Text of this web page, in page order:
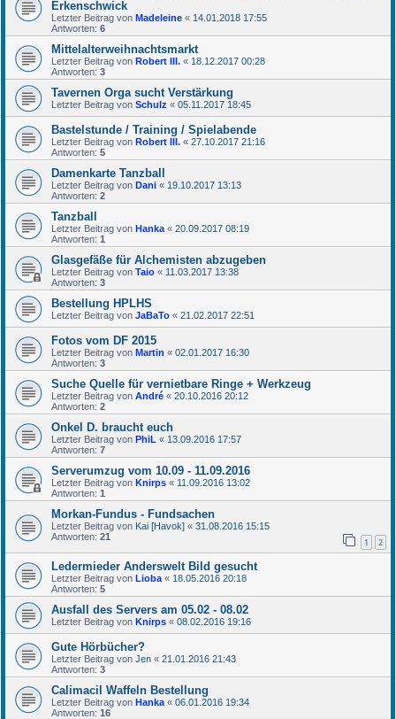
Erkenschwick
Letzter Beitrag von Madeleine « 14.01.2018 17:55
Antworten: 6
Mittelalterweihnachtsmarkt
Letzter Beitrag von Robert III. « 18.12.2017 00:28
Antworten: 3
Tavernen Orga sucht Verstärkung
Letzter Beitrag von Schulz « 05.11.2017 18:45
Bastelstunde / Training / Spielabende
Letzter Beitrag von Robert III. « 27.10.2017 21:16
Antworten: 5
Damenkarte Tanzball
Letzter Beitrag von Dani « 19.10.2017 13:13
Antworten: 2
Tanzball
Letzter Beitrag von Hanka « 20.09.2017 08:19
Antworten: 1
Glasgefäße für Alchemisten abzugeben
Letzter Beitrag von Taio « 11.03.2017 13:38
Antworten: 3
Bestellung HPLHS
Letzter Beitrag von JaBaTo « 21.02.2017 22:51
Fotos vom DF 2015
Letzter Beitrag von Martin « 02.01.2017 16:30
Antworten: 3
Suche Quelle für vernietbare Ringe + Werkzeug
Letzter Beitrag von André « 20.10.2016 20:12
Antworten: 2
Onkel D. braucht euch
Letzter Beitrag von PhiL « 13.09.2016 17:57
Antworten: 7
Serverumzug vom 10.09 - 11.09.2016
Letzter Beitrag von Knirps « 11.09.2016 13:02
Antworten: 1
Morkan-Fundus - Fundsachen
Letzter Beitrag von Kai [Havok] « 31.08.2016 15:15
Antworten: 21 1 2
Ledermieder Anderswelt Bild gesucht
Letzter Beitrag von Lioba « 18.05.2016 20:18
Antworten: 5
Ausfall des Servers am 05.02 - 08.02
Letzter Beitrag von Knirps « 08.02.2016 19:16
Gute Hörbücher?
Letzter Beitrag von Jen « 21.01.2016 21:43
Antworten: 3
Calimacil Waffeln Bestellung
Letzter Beitrag von Hanka « 06.01.2016 19:34
Antworten: 16